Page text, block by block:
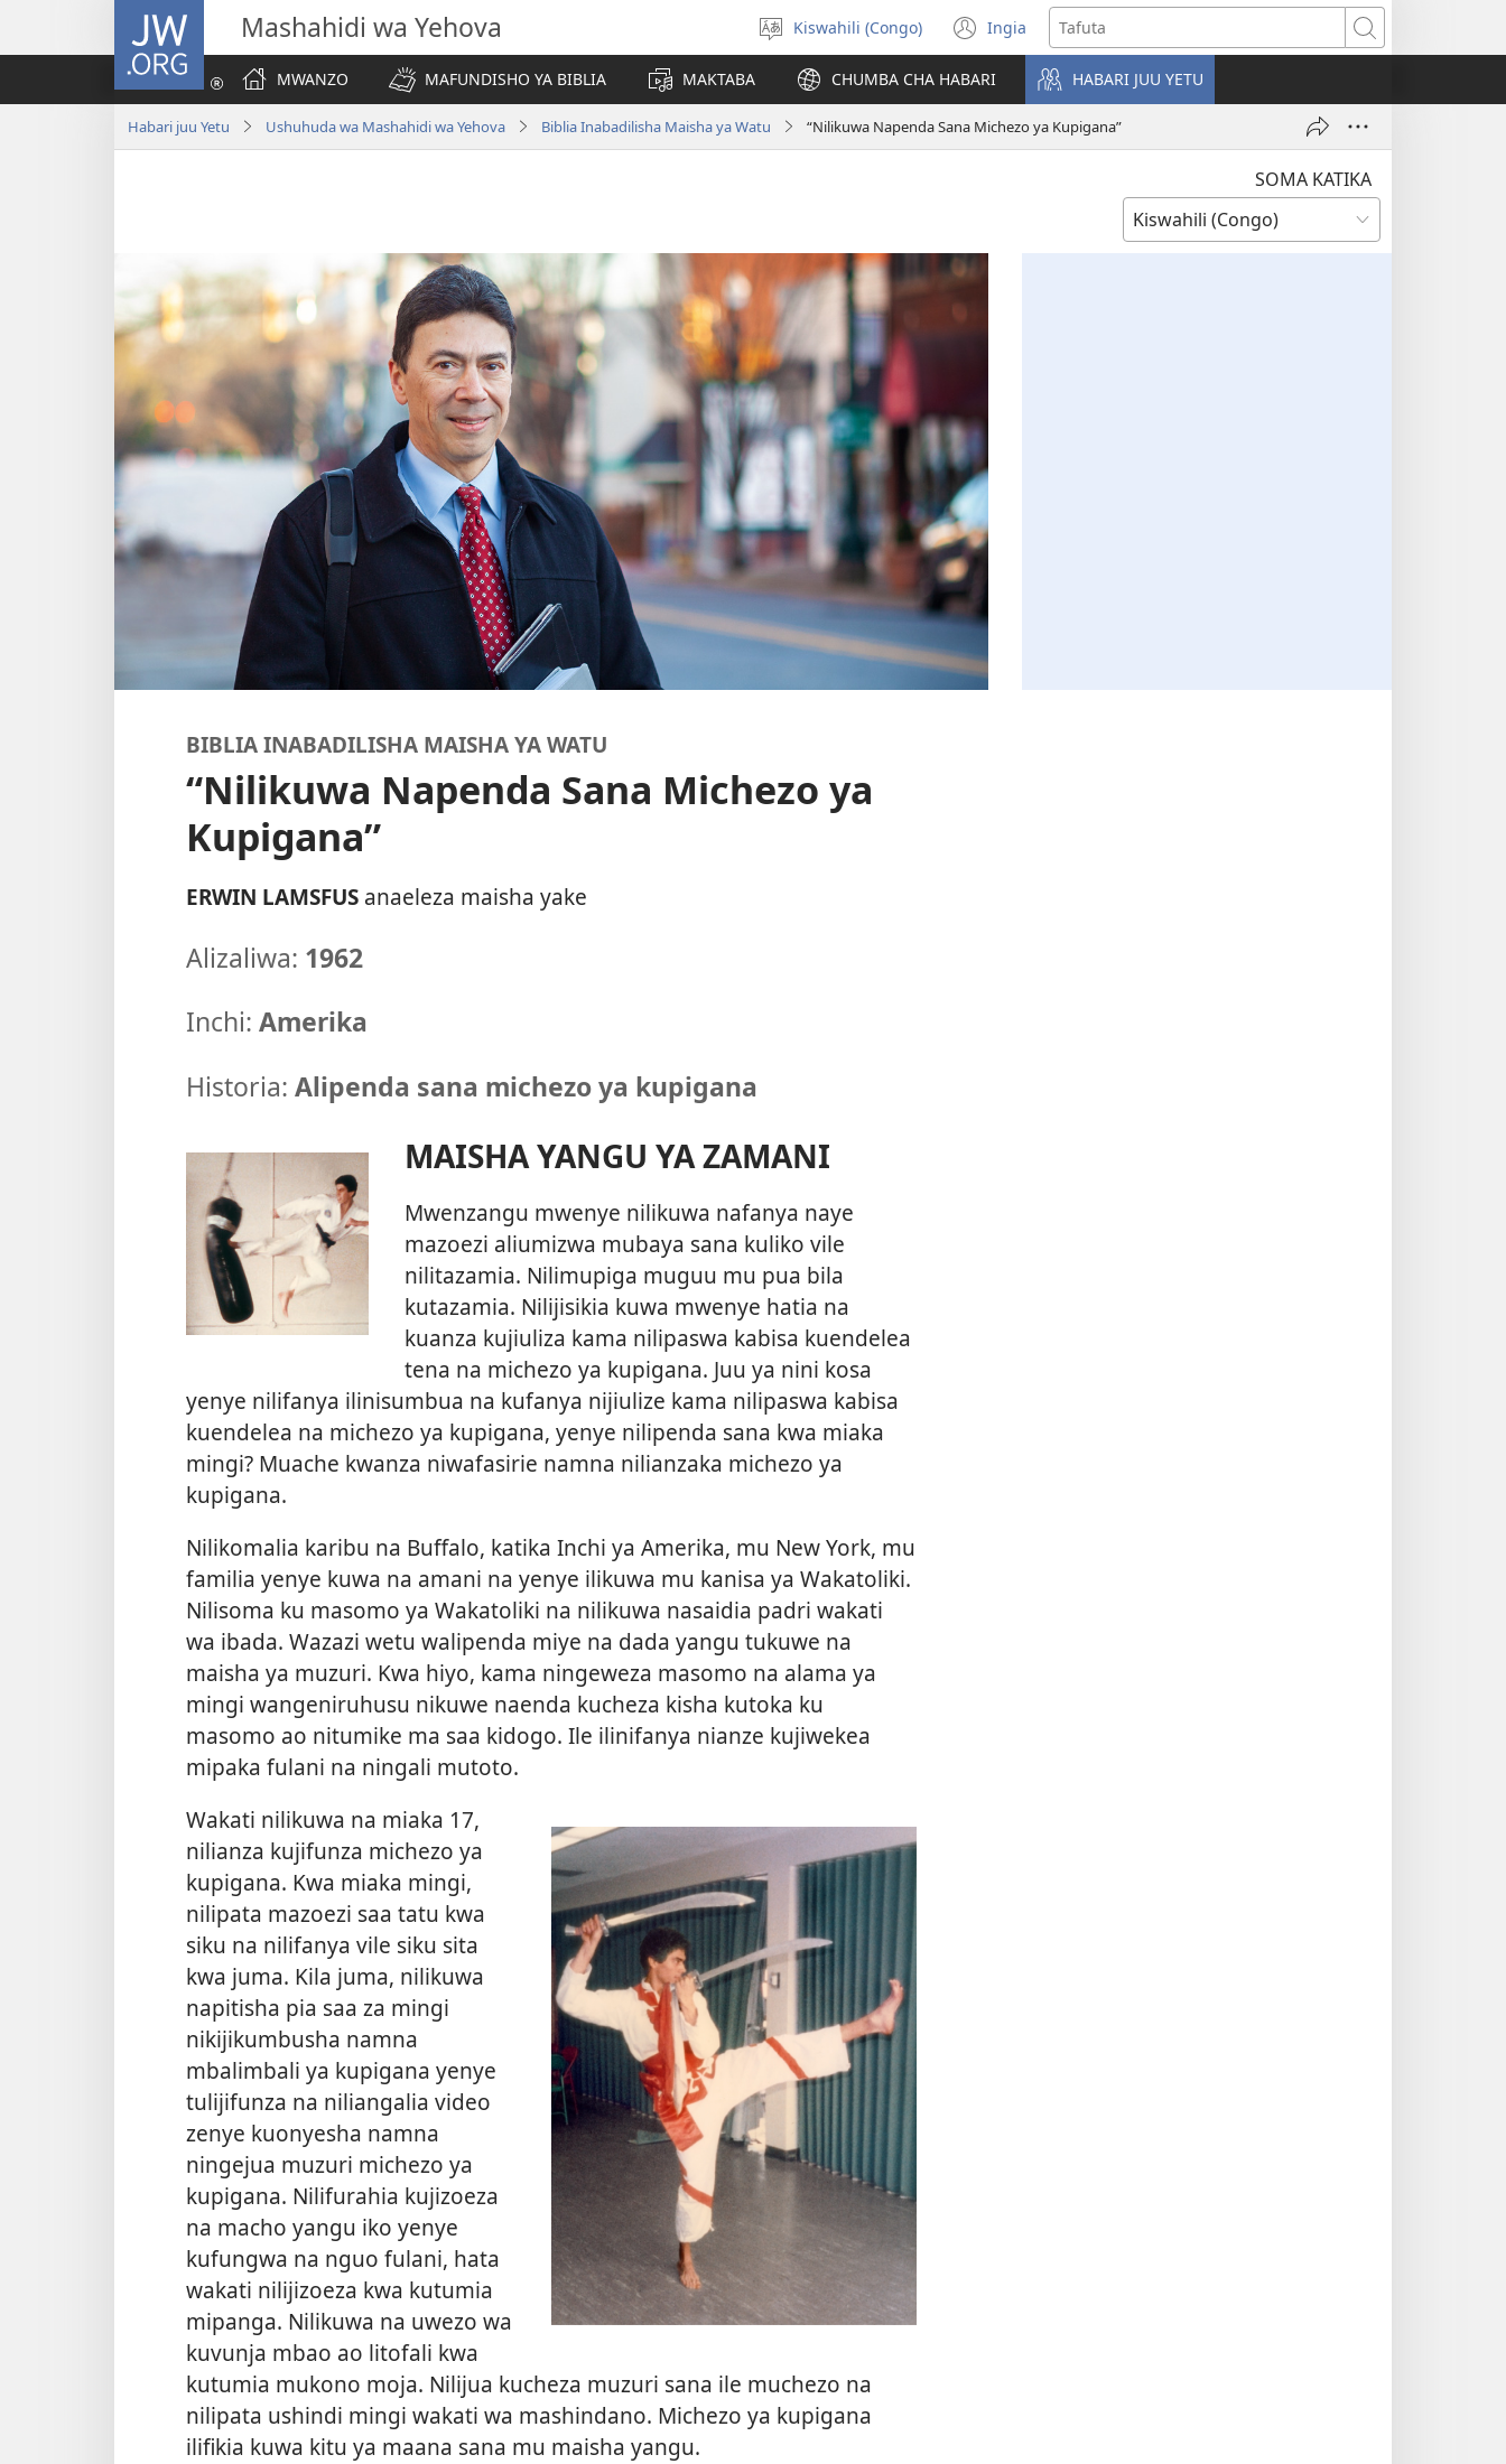
JW.ORG Mashahidi wa Yehova
Chagua
luga
Kiswahili (Congo) Ingia
(opens
new
window)
Tafuta
MWANZO
MAFUNDISHO YA BIBLIA MAKTABA CHUMBA CHA HABARI HABARI JUU YETU
Habari juu Yetu Ushuhuda wa Mashahidi wa Yehova Biblia Inabadilisha Maisha ya Watu “Nilikuwa Napenda Sana Michezo ya Kupigana”
SOMA KATIKA
BIBLIA INABADILISHA MAISHA YA WATU
“Nilikuwa Napenda Sana Michezo ya
Kupigana”
ERWIN LAMSFUS anaeleza maisha yake
Alizaliwa: 1962
Inchi: Amerika
Historia: Alipenda sana michezo ya kupigana
MAISHA YANGU YA ZAMANI
Mwenzangu mwenye nilikuwa nafanya naye
mazoezi aliumizwa mubaya sana kuliko vile
nilitazamia. Nilimupiga muguu mu pua bila
kutazamia. Nilijisikia kuwa mwenye hatia na
kuanza kujiuliza kama nilipaswa kabisa kuendelea
tena na michezo ya kupigana. Juu ya nini kosa
yenye nilifanya ilinisumbua na kufanya nijiulize kama nilipaswa kabisa
kuendelea na michezo ya kupigana, yenye nilipenda sana kwa miaka
mingi? Muache kwanza niwafasirie namna nilianzaka michezo ya
kupigana.
Nilikomalia karibu na Buffalo, katika Inchi ya Amerika, mu New York, mu
familia yenye kuwa na amani na yenye ilikuwa mu kanisa ya Wakatoliki.
Nilisoma ku masomo ya Wakatoliki na nilikuwa nasaidia padri wakati
wa ibada. Wazazi wetu walipenda miye na dada yangu tukuwe na
maisha ya muzuri. Kwa hiyo, kama ningeweza masomo na alama ya
mingi wangeniruhusu nikuwe naenda kucheza kisha kutoka ku
masomo ao nitumike ma saa kidogo. Ile ilinifanya nianze kujiwekea
mipaka fulani na ningali mutoto.
Wakati nilikuwa na miaka 17,
nilianza kujifunza michezo ya
kupigana. Kwa miaka mingi,
nilipata mazoezi saa tatu kwa
siku na nilifanya vile siku sita
kwa juma. Kila juma, nilikuwa
napitisha pia saa za mingi
nikijikumbusha namna
mbalimbali ya kupigana yenye
tulijifunza na niliangalia video
zenye kuonyesha namna
ningejua muzuri michezo ya
kupigana. Nilifurahia kujizoeza
na macho yangu iko yenye
kufungwa na nguo fulani, hata
wakati nilijizoeza kwa kutumia
mipanga. Nilikuwa na uwezo wa
kuvunja mbao ao litofali kwa
kutumia mukono moja. Nilijua kucheza muzuri sana ile muchezo na
nilipata ushindi mingi wakati wa mashindano. Michezo ya kupigana
ilifikia kuwa kitu ya maana sana mu maisha yangu.